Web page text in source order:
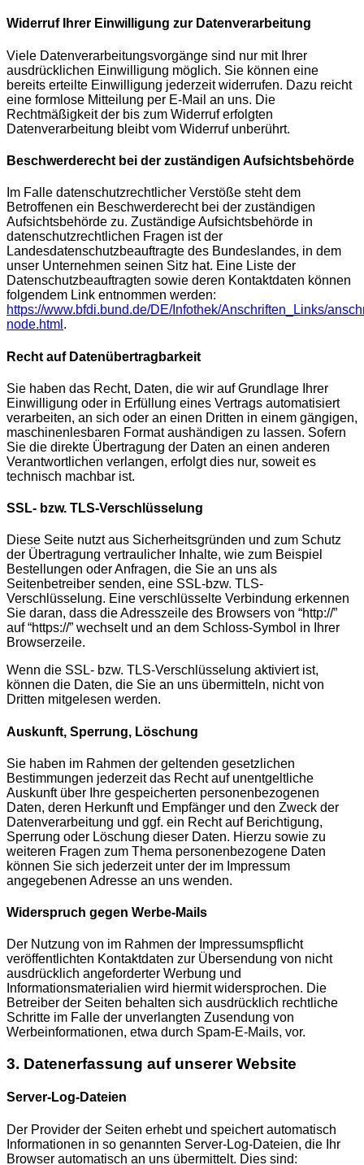
Widerruf Ihrer Einwilligung zur Datenverarbeitung
Viele Datenverarbeitungsvorgänge sind nur mit Ihrer
ausdrücklichen Einwilligung möglich. Sie können eine
bereits erteilte Einwilligung jederzeit widerrufen. Dazu reicht
eine formlose Mitteilung per E-Mail an uns. Die
Rechtmäßigkeit der bis zum Widerruf erfolgten
Datenverarbeitung bleibt vom Widerruf unberührt.
Beschwerderecht bei der zuständigen Aufsichtsbehörde
Im Falle datenschutzrechtlicher Verstöße steht dem
Betroffenen ein Beschwerderecht bei der zuständigen
Aufsichtsbehörde zu. Zuständige Aufsichtsbehörde in
datenschutzrechtlichen Fragen ist der
Landesdatenschutzbeauftragte des Bundeslandes, in dem
unser Unternehmen seinen Sitz hat. Eine Liste der
Datenschutzbeauftragten sowie deren Kontaktdaten können
folgendem Link entnommen werden:
https://www.bfdi.bund.de/DE/Infothek/Anschriften_Links/
node.html .
Recht auf Datenübertragbarkeit
Sie haben das Recht, Daten, die wir auf Grundlage Ihrer
Einwilligung oder in Erfüllung eines Vertrags automatisiert
verarbeiten, an sich oder an einen Dritten in einem gängigen,
maschinenlesbaren Format aushändigen zu lassen. Sofern
Sie die direkte Übertragung der Daten an einen anderen
Verantwortlichen verlangen, erfolgt dies nur, soweit es
technisch machbar ist.
SSL- bzw. TLS-Verschlüsselung
Diese Seite nutzt aus Sicherheitsgründen und zum Schutz
der Übertragung vertraulicher Inhalte, wie zum Beispiel
Bestellungen oder Anfragen, die Sie an uns als
Seitenbetreiber senden, eine SSL-bzw. TLS-
Verschlüsselung. Eine verschlüsselte Verbindung erkennen
Sie daran, dass die Adresszeile des Browsers von “http://”
auf “https://” wechselt und an dem Schloss-Symbol in Ihrer
Browserzeile.
Wenn die SSL- bzw. TLS-Verschlüsselung aktiviert ist,
können die Daten, die Sie an uns übermitteln, nicht von
Dritten mitgelesen werden.
Auskunft, Sperrung, Löschung
Sie haben im Rahmen der geltenden gesetzlichen
Bestimmungen jederzeit das Recht auf unentgeltliche
Auskunft über Ihre gespeicherten personenbezogenen
Daten, deren Herkunft und Empfänger und den Zweck der
Datenverarbeitung und ggf. ein Recht auf Berichtigung,
Sperrung oder Löschung dieser Daten. Hierzu sowie zu
weiteren Fragen zum Thema personenbezogene Daten
können Sie sich jederzeit unter der im Impressum
angegebenen Adresse an uns wenden.
Widerspruch gegen Werbe-Mails
Der Nutzung von im Rahmen der Impressumspflicht
veröffentlichten Kontaktdaten zur Übersendung von nicht
ausdrücklich angeforderter Werbung und
Informationsmaterialien wird hiermit widersprochen. Die
Betreiber der Seiten behalten sich ausdrücklich rechtliche
Schritte im Falle der unverlangten Zusendung von
Werbeinformationen, etwa durch Spam-E-Mails, vor.
3. Datenerfassung auf unserer Website
Server-Log-Dateien
Der Provider der Seiten erhebt und speichert automatisch
Informationen in so genannten Server-Log-Dateien, die Ihr
Browser automatisch an uns übermittelt. Dies sind: